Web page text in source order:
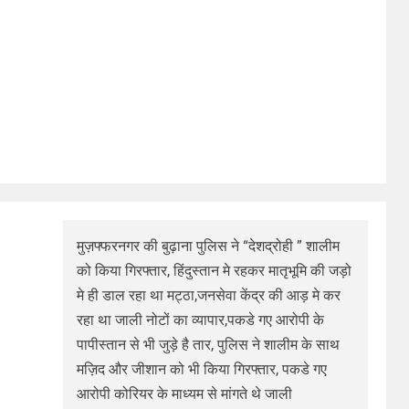
मुज़फ्फरनगर की बुढ़ाना पुलिस ने “देशद्रोही ” शालीम
को किया गिरफ्तार, हिंदुस्तान मे रहकर मातृभूमि की जड़ो
मे ही डाल रहा था मट्ठा,जनसेवा केंद्र की आड़ मे कर
रहा था जाली नोटों का व्यापार,पकडे गए आरोपी के
पापीस्तान से भी जुड़े है तार, पुलिस ने शालीम के साथ
मज़िद और जीशान को भी किया गिरफ्तार, पकडे गए
आरोपी कोरियर के माध्यम से मांगते थे जाली